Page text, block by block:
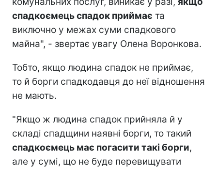
спадкоємець спадок приймає та
виключно у межах суми спадкового
майна", - звертає увагу Олена Воронкова.
Тобто, якщо людина спадок не приймає,
то й борги спадкодавця до неї відношення
не мають.
"Якщо ж людина спадок прийняла й у
складі спадщини наявні борги, то такий
спадкоємець має погасити такі борги,
але у сумі, що не буде перевищувати